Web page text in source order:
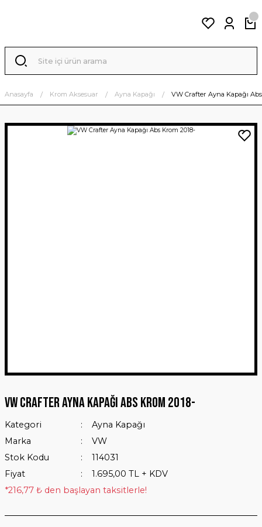
Anasayfa Krom Aksesuar Ayna Kapağı VW Crafter Ayna Kapağı
VW Crafter Ayna Kapağı Abs Krom 2018-
Kategori
Ayna Kapağı
Marka
VW
Stok Kodu
114031
Fiyat
1.695,00 TL + KDV
*216,77 ₺ den başlayan taksitlerle!